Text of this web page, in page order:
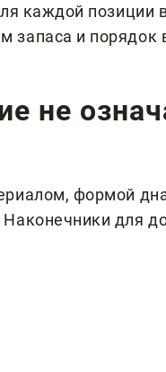
каждой позиции
запаса и порядок
не
формой
для